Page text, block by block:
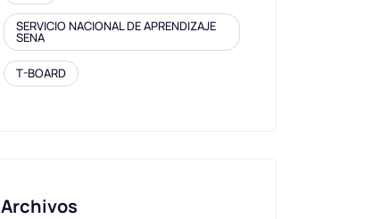
SERVICIO NACIONAL DE APRENDIZAJE
SENA
T-BOARD
Archivos